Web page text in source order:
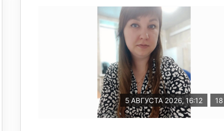
5 АВГУСТА 2026, 16:12 18